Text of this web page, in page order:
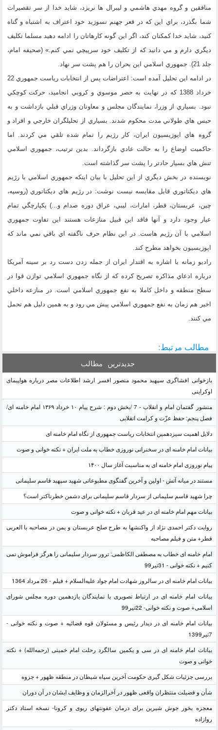
منافقين و گروه مهدي هاشمي و ليبرال ها نريزد، شايد خدا از سر تقصيرات
شما بگذرد، براي اين كه در قعر جهنم نسوزيد خود اعتراف به اشتباه و گناه
كنيد، شايد خدا كمكتان كند، اگر اين گونه كارهاتان را ادامه دهيد مسلما تكليف
ديگري دارم و مي دانيد كه از تكليف خود سرپيچي نمي كنم.» (صحيفه امام،
جلد 21). جمهوري اسلامي اين بحران را هم پشت سر نهاد.
در ادامه اين تحليل آمده است: اعتراضات پس از انتخابات رياست جمهوري 22
خرداد 1388 كه در نهايت به حصر موسوي و كروبي انجاميد، حركت كوچكي
نبود. بسياري از وزرا، نمايندگان مجلس و معاونان وزراي قبلي بازداشت و به
حبس هاي طولاني مدت محكوم شدند. بسياري از تحليلگران خارجي و افراد و
گروه هاي اپوزيسيون ايران، كار رژيم را تمام شده تلقي مي كردند. اما
حاكميت اوضاع را به حالت عادي بازگرداند. بدين ترتيب، جمهوري اسلامي
تنش هاي بسيار حادتر را پشت سر گذاشته است.
نويسنده در بخش ديگري از اين تحليل با بيان اينكه جمهوري اسلامي با رژيم
هاي ديكتاتوري قابل مقايسه نيست نوشت: در رژيم هاي ديكتاتوري (روسيه،
چين، عربستان، قطر، امارات، ليبي، عراق دوره صدام و...) يكپارچگي تمام
عيار وجود دارد و آنها فاقد اين قبيل منازعات هستند اين تفاوت جمهوري
اسلامي با آن رژيم هاست. در اين نظام حرف ناگفته اي باقي نمي ماند كه
اپوزيسيون بخواهد مطرح كند.
راديو زمانه با اشاره به اقتدار ايران از جمله زدن دست رد بر سينه آمريكا
درباره ادعاي مذاكره تصريح كرده كه از نگاه جمهوري اسلامي توازن قوا در
سطح منطقه و داخل كاملا به نفع جمهوري اسلامي است. در منازعه داخلي
اخير هم زمان به نفع جمهوري اسلامي پيش مي رود و به همين دليل هم تحمل
مي كنند.
مطالب مرتبط:
جدیدترین مطالب
بازخوانی افشاگری سپهبد محمود منصور افسر ارشد اطلاعات مصر درباره هواپیمای
اوکراینی
منشور گفتمان امام و انقلاب - 7 /بخش دوم : شرح پیام ۱۰ خرداد ۱۳۶۹ امام خامنه ای/
فصل پنجم: حفظ عزّت و کرامت انقلابی
دلایل اهمیت سیزدهمین انتخابات ریاست جمهوری از نگاه امام خامنه ای
بیانات امام خامنه ای در سخنرانی نوروزی خطاب به ملت ایران + نکته خوانی و صوت
پیام نوروزی امام خامنه ای به مناسبت آغاز سال ۱۴۰۰
مستند در میانه آتش - اولین و آخرین گفتگوی مطبوعاتی شهید سپهبد قاسم سلیمانی
چرا شهید قاسم سلیمانی از سردار قاسم سلیمانی برای دشمن خطرناکتر است؟
بیانات مهم امام خامنه ای در عید قربان + نکته خوانی و صوت
روایت دکتر احمدی نژاد از واکنشها به طرح صلح عربستان و یمن در مصاحبه با العربی
قطر+ متن و فیلم مصاحبه
امام خامنه ای خطاب به مصطفی الکاظمی: ترور سردار سلیمانی را هرگز فراموش نمی
کنیم + نکته خوانی - 31تیر99
بیانات امام خامنه ای در سالروز شهادت امام جواد علیه‌السلام + فیلم - 26 مرداد 1364
بیانات امام خامنه ای در ارتباط تصویری با نمایندگان یازدهمین دوره مجلس شورای
اسلامی+ صوت و نکته خوانی- 22تیر99
بیانات امام خامنه ای در دیدار رئیس و مسئولان قوه قضائیه + صوت و نکته خوانی -
7تیر1399
بیانات امام خامنه ای در سی و یکمین سالگرد رحلت امام خمینی (رحمه‌الله) + نکته
خوانی و صوت
بررسی جزئیات شکل گیری حکومت آخرین سپاه شیطان در منطقه ظهور + جزوه
شأن و فضیلت منتظران واقعی ظهور در آخرالزمان و وظایف ایشان در آن دوران
معجزه بخور جوش شیرین برای درمان عفونتهای ریوی و کرونا- نسخه استاد دکتر
روازاده